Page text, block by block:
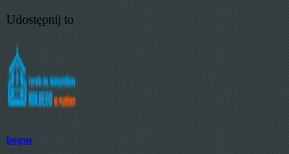
Udostępnij to
bogus